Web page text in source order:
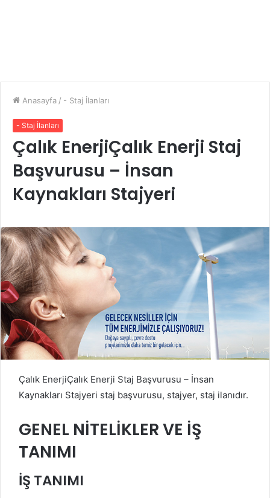
Anasayfa / - Staj İlanları
- Staj İlanları
Çalık EnerjiÇalık Enerji Staj
Başvurusu – İnsan
Kaynakları Stajyeri
Çalık EnerjiÇalık Enerji Staj Başvurusu – İnsan
Kaynakları Stajyeri staj başvurusu, stajyer, staj ilanıdır.
GENEL NİTELİKLER VE İŞ
TANIMI
İŞ TANIMI